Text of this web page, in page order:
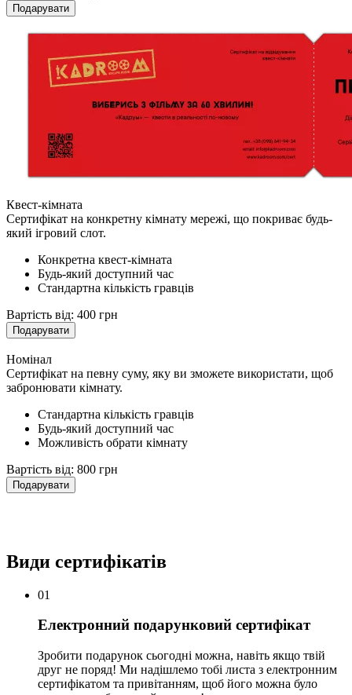
Подарувати
Квест-кімната
Сертифікат на конкретну кімнату мережі, що покриває будь-
який ігровий слот.
Конкретна квест-кімната
Будь-який доступний час
Стандартна кількість гравців
Вартість від: 400 грн
Подарувати
Номінал
Сертифікат на певну суму, яку ви зможете використати, щоб
забронювати кімнату.
Стандартна кількість гравців
Будь-який доступний час
Можливість обрати кімнату
Вартість від: 800 грн
Подарувати
Види сертифікатів
01
Електронний подарунковий сертифікат
Зробити подарунок сьогодні можна, навіть якщо твій
друг не поряд! Ми надішлемо тобі листа з електронним
сертифікатом та привітанням, щоб його можна було